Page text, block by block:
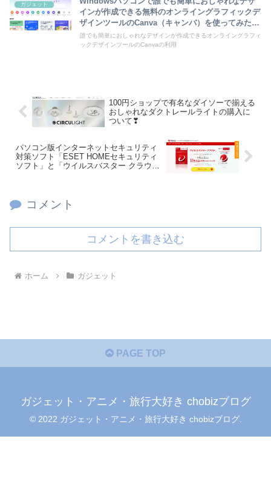
ガジェット
インが作成できる無料のオンライングラフィックデ
ザインツールのCanva（キャンバ）を使ってみたし
た❣
誰でも簡単におしゃれなデザインが作成できるオンライングラフィ
ックデザインツールのCanvaの利用
100円ショップで有名なダイソーで揃える
おしゃれなダクトレールライトの購入に
ついて❣
パソコン版インターネットセキュリティ
対策ソフト「ESET HOMEセキュリティ
ソフト」と「ウイルスバスター クラウ
コメント
コメントを書き込む
ホーム ガジェット
PAGE TOP
ガジェット・アニメ・旅行大好き chobizブログ
© 2022 ガジェット・アニメ・旅行大好き chobizブログ.